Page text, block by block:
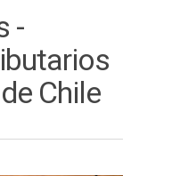
o ESC
-
Chile